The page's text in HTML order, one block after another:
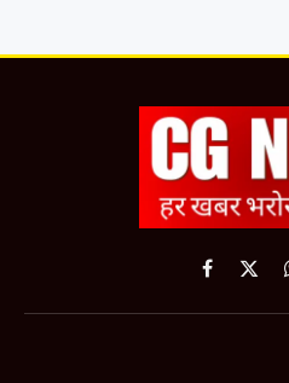
Facebook
X